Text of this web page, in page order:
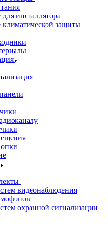
инсталлятора
климатической защиты
видеонаблюдения
охранной сигнализации